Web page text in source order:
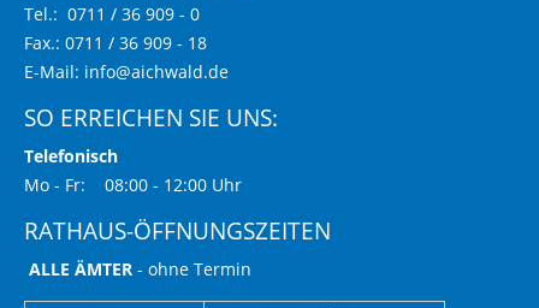
Tel.: 0711 / 36 909 - 0
Fax.: 0711 / 36 909 - 18
E-Mail: info@aichwald.de
SO ERREICHEN SIE UNS:
Telefonisch
Mo - Fr: 08:00 - 12:00 Uhr
RATHAUS-ÖFFNUNGSZEITEN
ALLE ÄMTER - ohne Termin